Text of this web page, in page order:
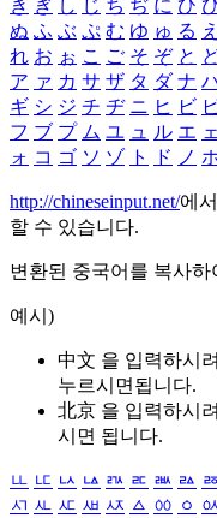
き ぎ し じ ち ぢ に ひ
ぬ ふ ぶ ぷ む ゆ ゅ る え
れ お ぉ こ ご そ ぞ と
ア ァ カ サ ザ タ ダ ナ
ギ シ ジ チ ヂ ニ ヒ ビ
フ ブ プ ム ユ ュ ル エ ェ
ォ コ ゴ ソ ゾ ト ド ノ
http://chineseinput.net/에
할 수 있습니다.
변환된 중국어를 복사
예시)
中文 을 입력하시
누르시면됩니다.
北京 을 입력하시
시면 됩니다.
ㅥ ㅦ ㅧ ㅨ ㅩ ㅪ ㅫ ㅬ ㅭ
ㅺ ㅻ ㅼ ㅽ ㅾ ㅿ ㆀ ㆁ ㆂ